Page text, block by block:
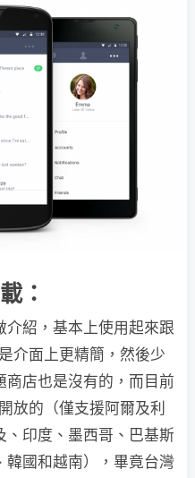
：
紹，基本上使用起來跟
介面上更精簡，然後少
商店也是沒有的，而目前
放的（僅支援阿爾及利
、印度、墨西哥、巴基斯
國和越南），畢竟台灣